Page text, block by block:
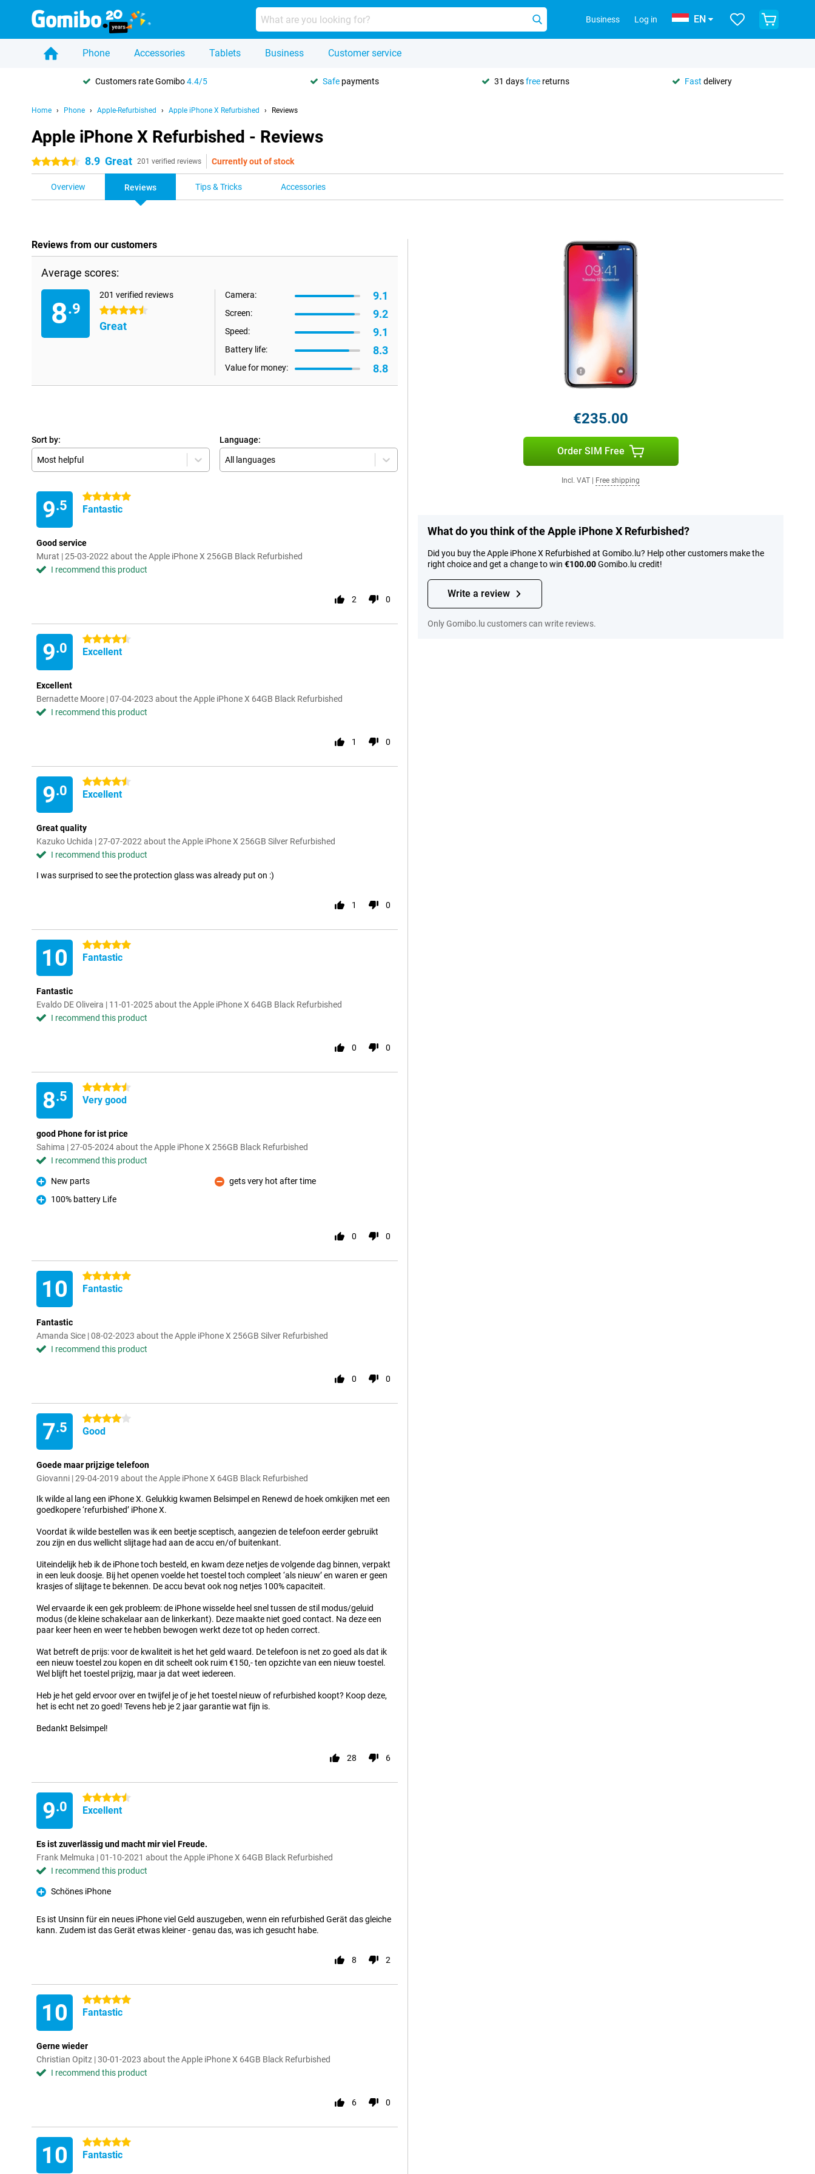
Business Log in EN
Phone Accessories Tablets Business Customer service
Customers rate Gomibo4.4/5 Safe payments 31 daysfree returns Fast delivery
Home Phone Apple-Refurbished Apple iPhone X Refurbished Reviews
Apple iPhone X Refurbished - Reviews
4.5 stars 8.9 Great 201 verified reviews Currently out of stock
Overview Reviews Tips & Tricks Accessories
Reviews from our customers
Average scores:
8.9
201 verified reviews
4.5 stars
Great
Camera: 9.1
Screen: 9.2
Speed: 9.1
Battery life: 8.3
Value for money: 8.8
Sort by:
Most helpful
Language:
All languages
9.5
5 stars
Fantastic
Good service
Murat | 25-03-2022 about the Apple iPhone X 256GB Black Refurbished
I recommend this product
2 0
9.0
4.5 stars
Excellent
Excellent
Bernadette Moore | 07-04-2023 about the Apple iPhone X 64GB Black Refurbished
I recommend this product
1 0
9.0
4.5 stars
Excellent
Great quality
Kazuko Uchida | 27-07-2022 about the Apple iPhone X 256GB Silver Refurbished
I recommend this product
I was surprised to see the protection glass was already put on :)
1 0
10 5 stars
Fantastic
Fantastic
Evaldo DE Oliveira | 11-01-2025 about the Apple iPhone X 64GB Black Refurbished
I recommend this product
0 0
8.5
4.5 stars
Very good
good Phone for ist price
Sahima | 27-05-2024 about the Apple iPhone X 256GB Black Refurbished
I recommend this product
Pro
New parts
Pro
100% battery Life
Con
gets very hot after time
0 0
10 5 stars
Fantastic
Fantastic
Amanda Sice | 08-02-2023 about the Apple iPhone X 256GB Silver Refurbished
I recommend this product
0 0
7.5
4 stars
Good
Goede maar prijzige telefoon
Giovanni | 29-04-2019 about the Apple iPhone X 64GB Black Refurbished
Ik wilde al lang een iPhone X. Gelukkig kwamen Belsimpel en Renewd de hoek omkijken met een
goedkopere ‘refurbished’ iPhone X.
Voordat ik wilde bestellen was ik een beetje sceptisch, aangezien de telefoon eerder gebruikt
zou zijn en dus wellicht slijtage had aan de accu en/of buitenkant.
Uiteindelijk heb ik de iPhone toch besteld, en kwam deze netjes de volgende dag binnen, verpakt
in een leuk doosje. Bij het openen voelde het toestel toch compleet ‘als nieuw’ en waren er geen
krasjes of slijtage te bekennen. De accu bevat ook nog netjes 100% capaciteit.
Wel ervaarde ik een gek probleem: de iPhone wisselde heel snel tussen de stil modus/geluid
modus (de kleine schakelaar aan de linkerkant). Deze maakte niet goed contact. Na deze een
paar keer heen en weer te hebben bewogen werkt deze tot op heden correct.
Wat betreft de prijs: voor de kwaliteit is het het geld waard. De telefoon is net zo goed als dat ik
een nieuw toestel zou kopen en dit scheelt ook ruim €150,- ten opzichte van een nieuw toestel.
Wel blijft het toestel prijzig, maar ja dat weet iedereen.
Heb je het geld ervoor over en twijfel je of je het toestel nieuw of refurbished koopt? Koop deze,
het is echt net zo goed! Tevens heb je 2 jaar garantie wat fijn is.
Bedankt Belsimpel!
28 6
9.0
4.5 stars
Excellent
Es ist zuverlässig und macht mir viel Freude.
Frank Melmuka | 01-10-2021 about the Apple iPhone X 64GB Black Refurbished
I recommend this product
Pro
Schönes iPhone
Es ist Unsinn für ein neues iPhone viel Geld auszugeben, wenn ein refurbished Gerät das gleiche
kann. Zudem ist das Gerät etwas kleiner - genau das, was ich gesucht habe.
8 2
10 5 stars
Fantastic
Gerne wieder
Christian Opitz | 30-01-2023 about the Apple iPhone X 64GB Black Refurbished
I recommend this product
6 0
10 5 stars
Fantastic
€235.00
Order SIM Free
Incl. VAT Free shipping
What do you think of the Apple iPhone X Refurbished?
Did you buy the Apple iPhone X Refurbished at Gomibo.lu? Help other customers make the
right choice and get a change to win €100.00Gomibo.lu credit!
Write a review
Only Gomibo.lu customers can write reviews.